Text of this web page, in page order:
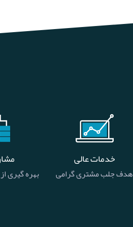
خدمات عالی
هدف جلب مشتری گرامی بهره گیری